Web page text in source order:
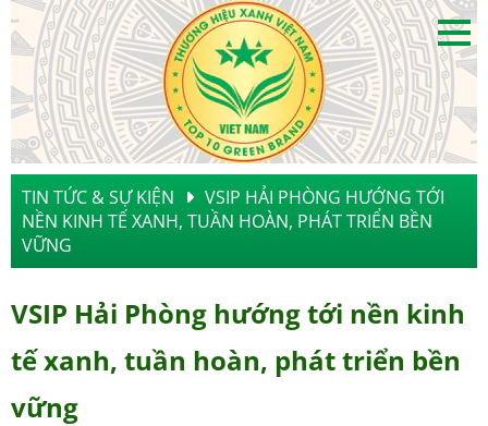
TIN TỨC & SỰ KIỆN
VSIP HẢI PHÒNG HƯỚNG TỚI
NỀN KINH TẾ XANH, TUẦN HOÀN, PHÁT TRIỂN BỀN
VỮNG
VSIP Hải Phòng hướng tới nền kinh
tế xanh, tuần hoàn, phát triển bền
vững